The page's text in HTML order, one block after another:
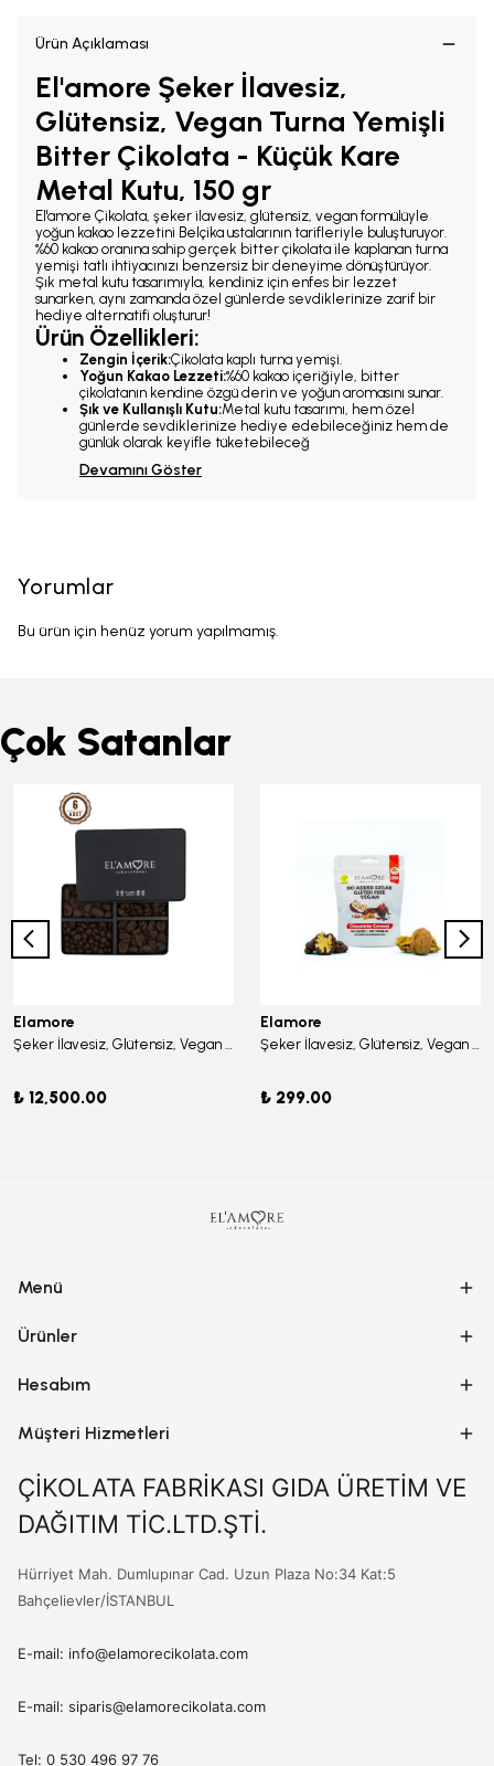
Ürün Açıklaması
El'amore Şeker İlavesiz,
Glütensiz, Vegan Turna Yemişli
Bitter Çikolata - Küçük Kare
Metal Kutu, 150 gr
El'amore Çikolata, şeker ilavesiz, glütensiz, vegan formülüyle
yoğun kakao lezzetini Belçika ustalarının tarifleriyle buluşturuyor.
%60 kakao oranına sahip gerçek bitter çikolata ile kaplanan turna
yemişi tatlı ihtiyacınızı benzersiz bir deneyime dönüştürüyor.
Şık metal kutu tasarımıyla, kendiniz için enfes bir lezzet
sunarken, aynı zamanda özel günlerde sevdiklerinize zarif bir
hediye alternatifi oluşturur!
Ürün Özellikleri:
Zengin İçerik:Çikolata kaplı turna yemişi.
Yoğun Kakao Lezzeti:%60 kakao içeriğiyle, bitter
çikolatanın kendine özgü derin ve yoğun aromasını sunar.
Şık ve Kullanışlı Kutu:Metal kutu tasarımı, hem özel
günlerde sevdiklerinize hediye edebileceğiniz hem de
günlük olarak keyifle tüketebileceğ
Devamını Göster
Yorumlar
Bu ürün için henüz yorum yapılmamış.
Çok Satanlar
Elamore
Şeker İlavesiz, Glütensiz, Vegan Büyük Kare Mix Kişiselleştirilmiş Çikolata - Büyük Metal Kutu, 400 gr (6 Adet)
₺ 12,500.00
Elamore
Şeker İlavesiz, Glütensiz, Vegan Cevizli Bitter Çikolata - Doypack 50 gr
₺ 299.00
Menü
Ürünler
Hesabım
Müşteri Hizmetleri
ÇİKOLATA FABRİKASI GIDA ÜRETİM VE
DAĞITIM TİC.LTD.ŞTİ.
Hürriyet Mah. Dumlupınar Cad. Uzun Plaza No:34 Kat:5
Bahçelievler/İSTANBUL
E-mail: info@elamorecikolata.com
E-mail: siparis@elamorecikolata.com
Tel: 0 530 496 97 76